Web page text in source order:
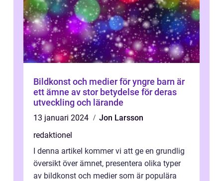
Bildkonst och medier för yngre barn är
ett ämne av stor betydelse för deras
utveckling och lärande
13 januari 2024
Jon Larsson
redaktionel
I denna artikel kommer vi att ge en grundlig
översikt över ämnet, presentera olika typer
av bildkonst och medier som är populära